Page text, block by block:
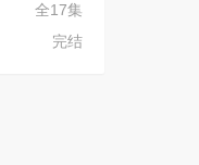
全17集
完结